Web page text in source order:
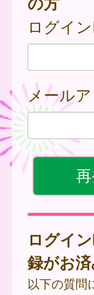
ログイ
メール
ログイ
録がお
以下の質問